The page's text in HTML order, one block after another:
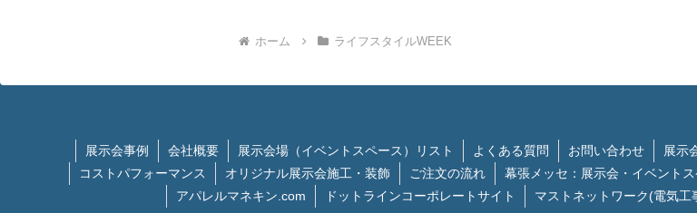
ホーム ライフスタイルWEEK
展示会事例 会社概要 展示会場（イベントスペース）リスト よくある質問 お問い合わせ 展示
コストパフォーマンス
オリジナル展示会施工・装飾 ご注文の流れ 幕張メッセ：展示会・イベント
アパレルマネキン.com
ドットラインコーポレートサイト マストネットワーク(電気工